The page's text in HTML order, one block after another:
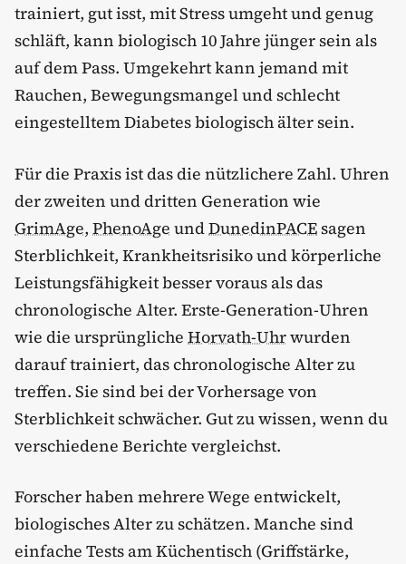
trainiert, gut isst, mit Stress umgeht und genug
schläft, kann biologisch 10 Jahre jünger sein als
auf dem Pass. Umgekehrt kann jemand mit
Rauchen, Bewegungsmangel und schlecht
eingestelltem Diabetes biologisch älter sein.
Für die Praxis ist das die nützlichere Zahl. Uhren
der zweiten und dritten Generation wie
GrimAge, PhenoAge undDunedinPACEsagen
Sterblichkeit, Krankheitsrisiko und körperliche
Leistungsfähigkeit besser voraus als das
chronologische Alter. Erste-Generation-Uhren
wie die ursprüngliche Horvath-Uhrwurden
darauf trainiert, das chronologische Alter zu
treffen. Sie sind bei der Vorhersage von
Sterblichkeit schwächer. Gut zu wissen, wenn du
verschiedene Berichte vergleichst.
Forscher haben mehrere Wege entwickelt,
biologisches Alter zu schätzen. Manche sind
einfache Tests am Küchentisch (Griffstärke,